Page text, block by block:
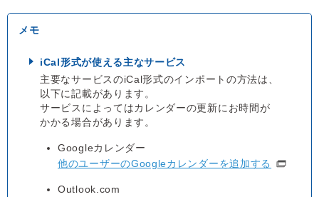
iCal形式が使える主なサービス
主要なサービスのiCal形式のインポートの方法は、
以下に記載があります。
サービスによってはカレンダーの更新にお時間が
かかる場合があります。
Googleカレンダー
他のユーザーのGoogleカレンダーを追加する
Outlook.com